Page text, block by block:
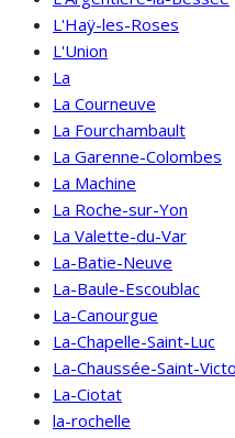
L'Haÿ-les-Roses
L'Union
La
La Courneuve
La Fourchambault
La Garenne-Colombes
La Machine
La Roche-sur-Yon
La Valette-du-Var
La-Batie-Neuve
La-Baule-Escoublac
La-Canourgue
La-Chapelle-Saint-Luc
La-Chaussée-Saint-
La-Ciotat
la-rochelle